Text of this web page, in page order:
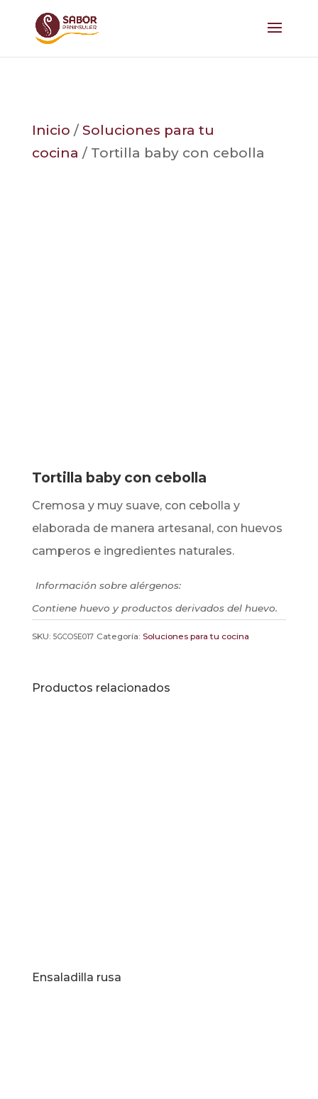
Inicio / Soluciones para tu
cocina / Tortilla baby con cebolla
Tortilla baby con cebolla
Cremosa y muy suave, con cebolla y
elaborada de manera artesanal, con huevos
camperos e ingredientes naturales.
Información sobre alérgenos:
Contiene huevo y productos derivados del huevo.
SKU: 5GCOSE017 Categoría: Soluciones para tu cocina
Productos relacionados
Ensaladilla rusa